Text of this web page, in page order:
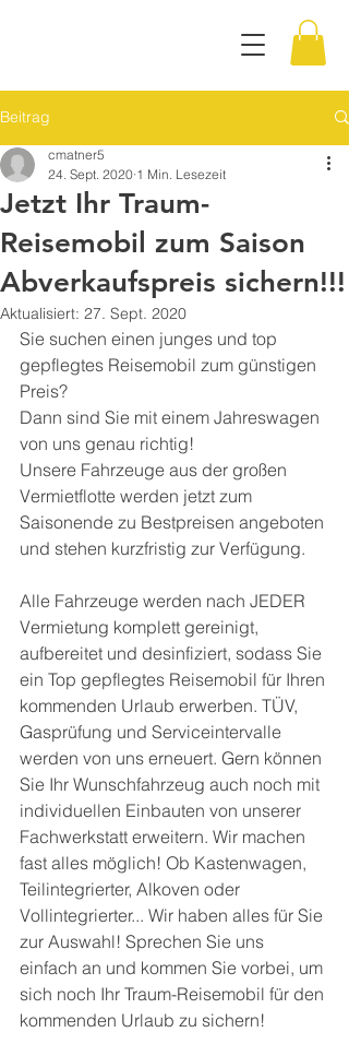
Beitrag
Jetzt Ihr Traum-
Reisemobil zum Saison
Abverkaufspreis sichern!!!
cmatner5
24. Sept. 2020 1 Min. Lesezeit
Aktualisiert: 27. Sept. 2020
Sie suchen einen junges und top
gepflegtes Reisemobil zum günstigen
Preis?
Dann sind Sie mit einem Jahreswagen
von uns genau richtig!
Unsere Fahrzeuge aus der großen
Vermietflotte werden jetzt zum
Saisonende zu Bestpreisen angeboten
und stehen kurzfristig zur Verfügung.
Alle Fahrzeuge werden nach JEDER
Vermietung komplett gereinigt,
aufbereitet und desinfiziert, sodass Sie
ein Top gepflegtes Reisemobil für Ihren
kommenden Urlaub erwerben. TÜV,
Gasprüfung und Serviceintervalle
werden von uns erneuert. Gern können
Sie Ihr Wunschfahrzeug auch noch mit
individuellen Einbauten von unserer
Fachwerkstatt erweitern. Wir machen
fast alles möglich! Ob Kastenwagen,
Teilintegrierter, Alkoven oder
Vollintegrierter... Wir haben alles für Sie
zur Auswahl! Sprechen Sie uns
einfach an und kommen Sie vorbei, um
sich noch Ihr Traum-Reisemobil für den
kommenden Urlaub zu sichern!